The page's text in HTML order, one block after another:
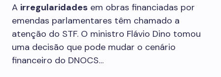
A irregularidades em obras financiadas por
emendas parlamentares têm chamado a
atenção do STF. O ministro Flávio Dino tomou
uma decisão que pode mudar o cenário
financeiro do DNOCS…